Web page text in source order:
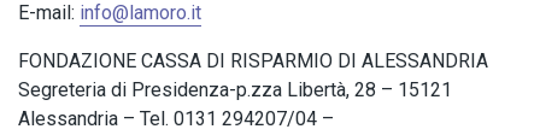
E-mail: info@lamoro.it
FONDAZIONE CASSA DI RISPARMIO DI ALESSANDRIA
Segreteria di Presidenza-p.zza Libertà, 28 – 15121
Alessandria – Tel. 0131 294207/04 –